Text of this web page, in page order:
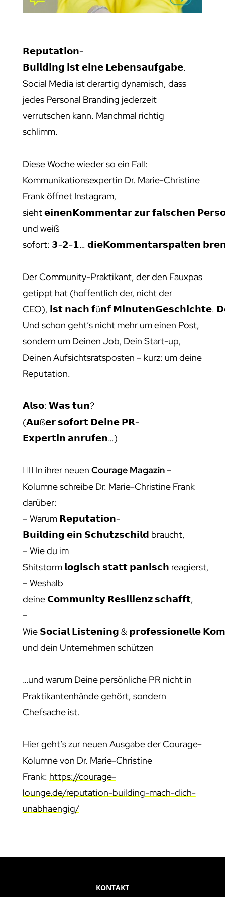
𝗥𝗲𝗽𝘂𝘁𝗮𝘁𝗶𝗼𝗻-
𝗕𝘂𝗶𝗹𝗱𝗶𝗻𝗴 𝗶𝘀𝘁 𝗲𝗶𝗻𝗲 𝗟𝗲𝗯𝗲𝗻𝘀𝗮𝘂𝗳𝗴𝗮𝗯𝗲.
Social Media ist derartig dynamisch, dass
jedes Personal Branding jederzeit
verrutschen kann. Manchmal richtig
schlimm.
Diese Woche wieder so ein Fall:
Kommunikationsexpertin Dr. Marie-Christine
Frank öffnet Instagram,
sieht 𝗲𝗶𝗻𝗲𝗻𝗞𝗼𝗺𝗺𝗲𝗻𝘁𝗮𝗿 𝘇𝘂𝗿 𝗳𝗮𝗹𝘀𝗰𝗵𝗲𝗻
und weiß
sofort: 𝟯-𝟮-𝟭… 𝗱𝗶𝗲𝗞𝗼𝗺𝗺𝗲𝗻𝘁𝗮𝗿𝘀𝗽𝗮𝗹𝘁𝗲𝗻
Der Community-Praktikant, der den Fauxpas
getippt hat (hoffentlich der, nicht der
CEO), 𝗶𝘀𝘁 𝗻𝗮𝗰𝗵 𝗳ü𝗻𝗳 𝗠𝗶𝗻𝘂𝘁𝗲𝗻𝗚𝗲𝘀𝗰𝗵𝗶𝗰𝗵𝘁𝗲.
Und schon geht’s nicht mehr um einen Post,
sondern um Deinen Job, Dein Start-up,
Deinen Aufsichtsratsposten – kurz: um deine
Reputation.
𝗔𝗹𝘀𝗼: 𝗪𝗮𝘀 𝘁𝘂𝗻?
(𝗔𝘂ß𝗲𝗿 𝘀𝗼𝗳𝗼𝗿𝘁 𝗗𝗲𝗶𝗻𝗲 𝗣𝗥-
𝗘𝘅𝗽𝗲𝗿𝘁𝗶𝗻 𝗮𝗻𝗿𝘂𝗳𝗲𝗻…)
👉🏻 In ihrer neuen Courage Magazin–
Kolumne schreibe Dr. Marie-Christine Frank
darüber:
– Warum 𝗥𝗲𝗽𝘂𝘁𝗮𝘁𝗶𝗼𝗻-
𝗕𝘂𝗶𝗹𝗱𝗶𝗻𝗴 𝗲𝗶𝗻 𝗦𝗰𝗵𝘂𝘁𝘇𝘀𝗰𝗵𝗶𝗹𝗱 braucht,
– Wie du im
Shitstorm 𝗹𝗼𝗴𝗶𝘀𝗰𝗵 𝘀𝘁𝗮𝘁𝘁 𝗽𝗮𝗻𝗶𝘀𝗰𝗵 reagierst,
– Weshalb
deine 𝗖𝗼𝗺𝗺𝘂𝗻𝗶𝘁𝘆 𝗥𝗲𝘀𝗶𝗹𝗶𝗲𝗻𝘇 𝘀𝗰𝗵𝗮𝗳𝗳𝘁,
–
Wie 𝗦𝗼𝗰𝗶𝗮𝗹 𝗟𝗶𝘀𝘁𝗲𝗻𝗶𝗻𝗴 & 𝗽𝗿𝗼𝗳𝗲𝘀𝘀𝗶𝗼𝗻𝗲𝗹𝗹𝗲
und dein Unternehmen schützen
…und warum Deine persönliche PR nicht in
Praktikantenhände gehört, sondern
Chefsache ist.
Hier geht’s zur neuen Ausgabe der Courage-
Kolumne von Dr. Marie-Christine
Frank: https://courage-
lounge.de/reputation-building-mach-dich-
unabhaengig/
KONTAKT